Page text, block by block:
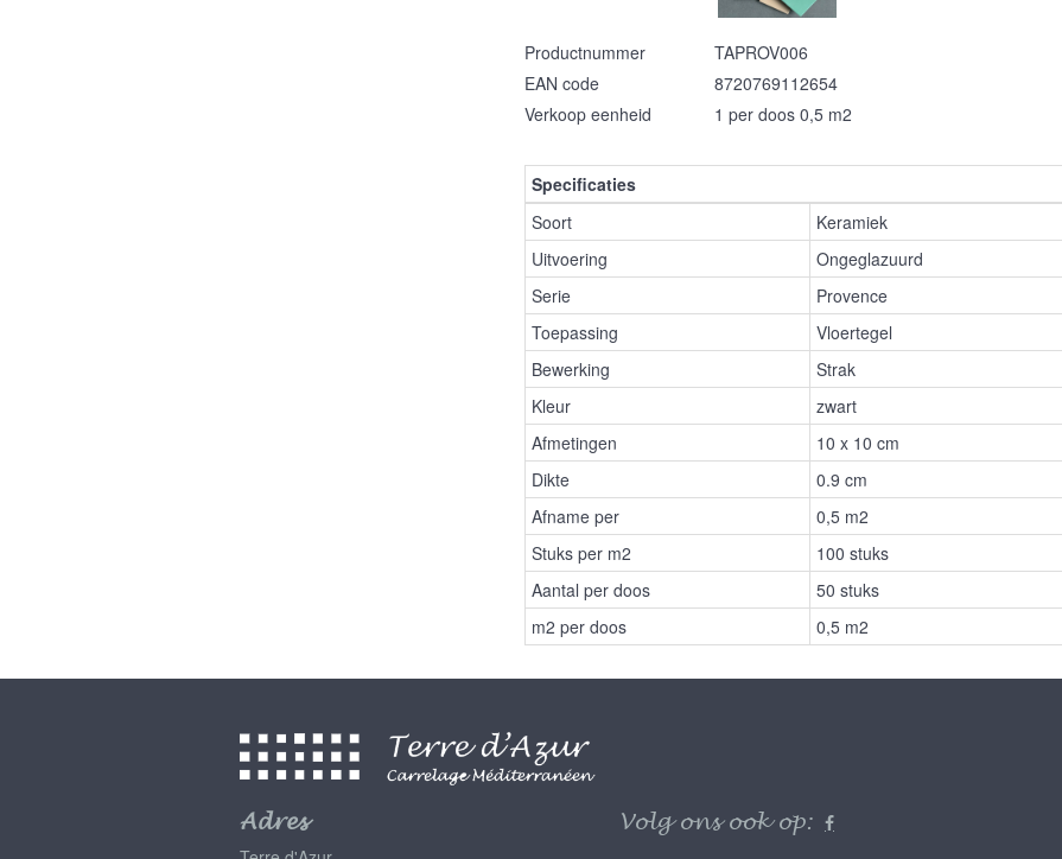
Productnummer
TAPROV006
EAN code
8720769112654
Verkoop eenheid
1 per doos 0,5 m2
Specificaties
Soort
Keramiek
Uitvoering
Ongeglazuurd
Serie
Provence
Toepassing
Vloertegel
Bewerking
Strak
Kleur
zwart
Afmetingen
10 x 10 cm
Dikte
0.9 cm
Afname per
0,5 m2
Stuks per m2
100 stuks
Aantal per doos
50 stuks
m2 per doos
0,5 m2
Adres Volg ons ook op: